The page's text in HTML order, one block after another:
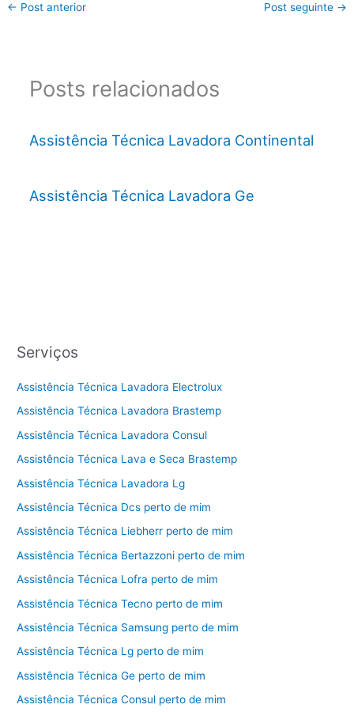
← Post anterior Post seguinte →
Posts relacionados
Assistência Técnica Lavadora Continental
Assistência Técnica Lavadora Ge
Serviços
Assistência Técnica Lavadora Electrolux
Assistência Técnica Lavadora Brastemp
Assistência Técnica Lavadora Consul
Assistência Técnica Lava e Seca Brastemp
Assistência Técnica Lavadora Lg
Assistência Técnica Dcs perto de mim
Assistência Técnica Liebherr perto de mim
Assistência Técnica Bertazzoni perto de mim
Assistência Técnica Lofra perto de mim
Assistência Técnica Tecno perto de mim
Assistência Técnica Samsung perto de mim
Assistência Técnica Lg perto de mim
Assistência Técnica Ge perto de mim
Assistência Técnica Consul perto de mim